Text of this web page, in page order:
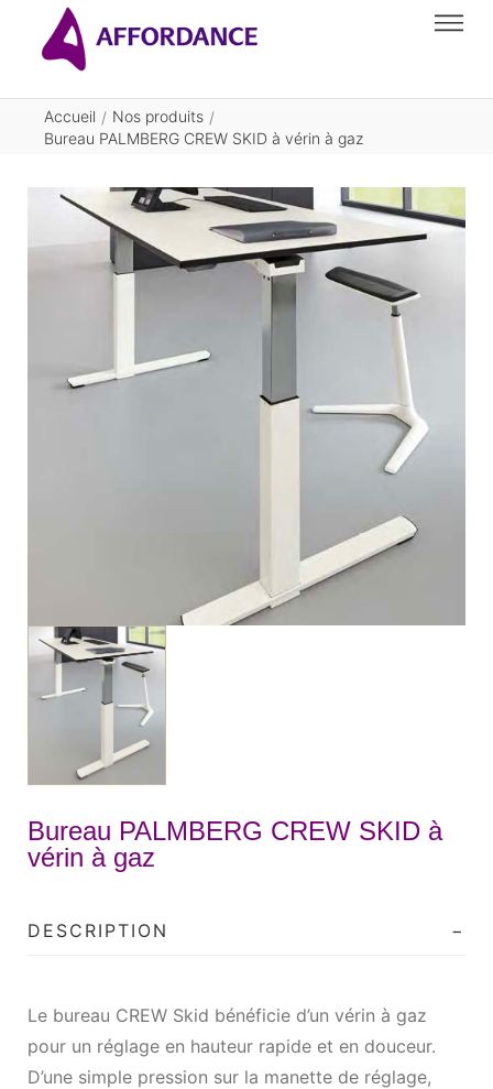
Accueil / Nos produits /
Bureau PALMBERG CREW SKID à vérin à gaz
Bureau PALMBERG CREW SKID à
vérin à gaz
DESCRIPTION
Le bureau CREW Skid bénéficie d’un vérin à gaz
pour un réglage en hauteur rapide et en douceur.
D’une simple pression sur la manette de réglage,